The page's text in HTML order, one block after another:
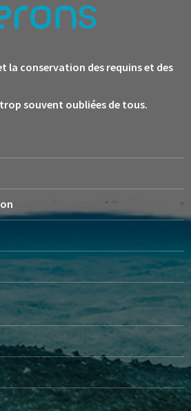
la conservation des requins et des
trop souvent oubliées de tous.